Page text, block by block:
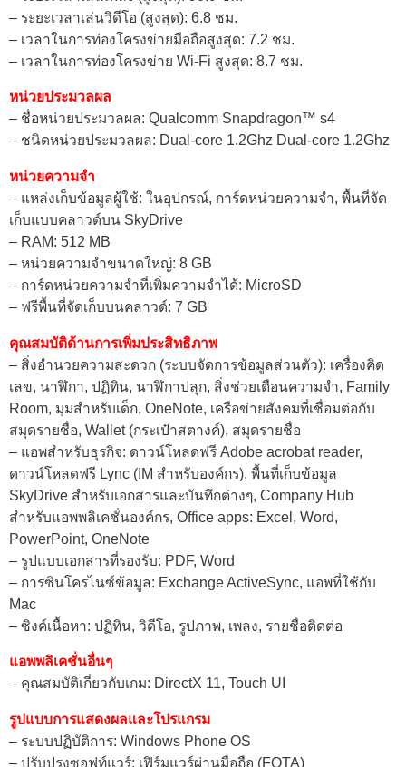
– ระยะเวลาเล่นวิดีโอ (สูงสุด): 6.8 ชม.
– เวลาในการท่องโครงข่ายมือถือสูงสุด: 7.2 ชม.
– เวลาในการท่องโครงข่าย Wi-Fi สูงสุด: 8.7 ชม.
หน่วยประมวลผล
– ชื่อหน่วยประมวลผล: Qualcomm Snapdragon™ s4
– ชนิดหน่วยประมวลผล: Dual-core 1.2Ghz Dual-core 1.2Ghz
หน่วยความจำ
– แหล่งเก็บข้อมูลผู้ใช้: ในอุปกรณ์, การ์ดหน่วยความจำ, พื้นที่จัด
เก็บแบบคลาวด์บน SkyDrive
– RAM: 512 MB
– หน่วยความจำขนาดใหญ่: 8 GB
– การ์ดหน่วยความจำที่เพิ่มความจำได้: MicroSD
– ฟรีพื้นที่จัดเก็บบนคลาวด์: 7 GB
คุณสมบัติด้านการเพิ่มประสิทธิภาพ
– สิ่งอำนวยความสะดวก (ระบบจัดการข้อมูลส่วนตัว): เครื่องคิด
เลข, นาฬิกา, ปฏิทิน, นาฬิกาปลุก, สิ่งช่วยเตือนความจำ, Family
Room, มุมสำหรับเด็ก, OneNote, เครือข่ายสังคมที่เชื่อมต่อกับ
สมุดรายชื่อ, Wallet (กระเป๋าสตางค์), สมุดรายชื่อ
– แอพสำหรับธุรกิจ: ดาวน์โหลดฟรี Adobe acrobat reader,
ดาวน์โหลดฟรี Lync (IM สำหรับองค์กร), พื้นที่เก็บข้อมูล
SkyDrive สำหรับเอกสารและบันทึกต่างๆ, Company Hub
สำหรับแอพพลิเคชั่นองค์กร, Office apps: Excel, Word,
PowerPoint, OneNote
– รูปแบบเอกสารที่รองรับ: PDF, Word
– การซินโครไนซ์ข้อมูล: Exchange ActiveSync, แอพที่ใช้กับ
Mac
– ซิงค์เนื้อหา: ปฏิทิน, วิดีโอ, รูปภาพ, เพลง, รายชื่อติดต่อ
แอพพลิเคชั่นอื่นๆ
– คุณสมบัติเกี่ยวกับเกม: DirectX 11, Touch UI
รูปแบบการแสดงผลและโปรแกรม
– ระบบปฏิบัติการ: Windows Phone OS
– ปรับปรุงซอฟท์แวร์: เฟิร์มแวร์ผ่านมือถือ (FOTA)